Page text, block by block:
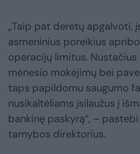
„Taip pat derėtų apgalvoti,
asmeninius poreikius
operacijų limitus.
mėnesio mokėjimų bei
taps papildomu saugumo
nusikaltėliams įsilaužus į
bankinę paskyrą“, –
tarnybos direktorius.